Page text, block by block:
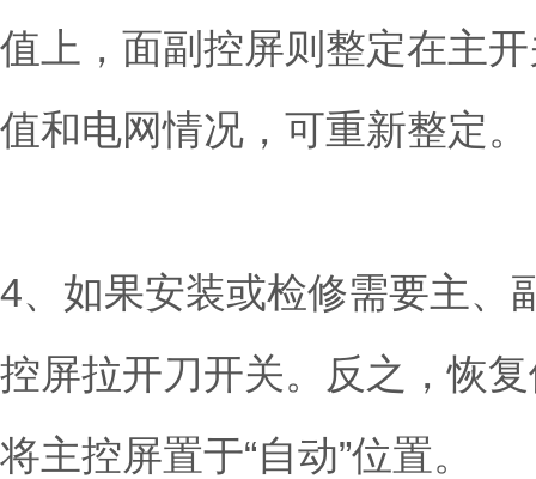
值上，面副控屏则整定在主
值和电网情况，可重新整定。
4、如果安装或检修需要主、
控屏拉开刀开关。反之，恢
将主控屏置于“自动”位置。